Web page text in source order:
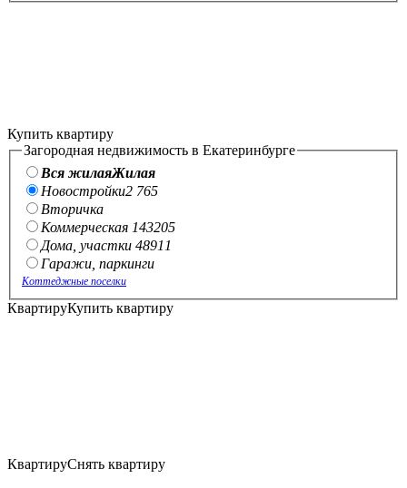
Купить квартиру
Загородная недвижимость в Екатеринбурге
Вся жилаяЖилая
Новостройки2 765
Вторичка
Коммерческая 143205
Дома, участки 48911
Гаражи, паркинги
Коттеджные поселки
КвартируКупить квартиру
КвартируСнять квартиру